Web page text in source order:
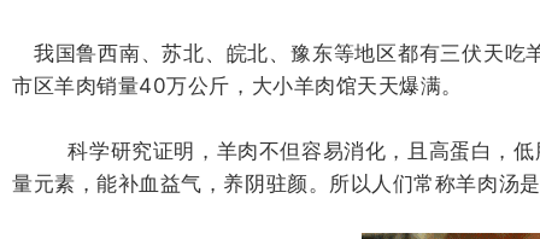
我国鲁西南、苏北、皖北、豫东等地区都有三伏天吃
市区羊肉销量40万公斤，大小羊肉馆天天爆满。
科学研究证明，羊肉不但容易消化，且高蛋白，低
量元素，能补血益气，养阴驻颜。所以人们常称羊肉